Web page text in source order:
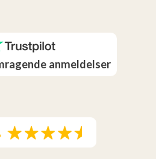
anmeldelser